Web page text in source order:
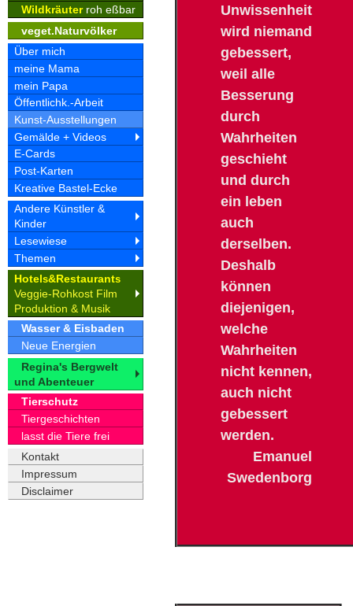
Wildkräuterroh eßbar
veget.Naturvölker
Über mich
meine Mama
mein Papa
Öffentlichk.-Arbeit
Kunst-Ausstellungen
Gemälde + Videos
E-Cards
Post-Karten
Kreative Bastel-Ecke
Andere Künstler &
Kinder
Lesewiese
Themen
Hotels&Restaurants
Veggie-Rohkost Film
Produktion & Musik
Wasser & Eisbaden
Neue Energien
Regina's Bergwelt
und Abenteuer
Tierschutz
Tiergeschichten
lasst die Tiere frei
Kontakt
Impressum
Disclaimer
Unwissenheit
wird niemand
gebessert,
weil alle
Besserung
durch
Wahrheiten
geschieht
und durch
ein leben
auch
derselben.
Deshalb
können
diejenigen,
welche
Wahrheiten
nicht kennen,
auch nicht
gebessert
werden.
Emanuel
Swedenborg